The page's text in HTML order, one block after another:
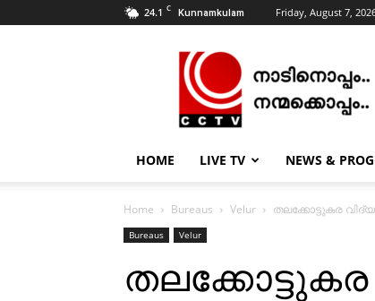
24.1 C Kunnamkulam Friday, August 7,
NEWS
|
KUNNAMKULAM
HOME LIVE TV NEWS &
Home Bureaus Velur തലക്കോട്ടുകര
Bureaus Velur
തലക്കോട്ടുകര